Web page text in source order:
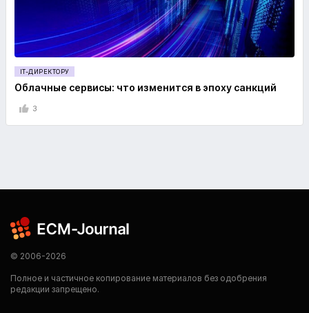
IT-ДИРЕКТОРУ
Облачные сервисы: что изменится в эпоху санкций
3
© 2006-2026
Полное и частичное копирование материалов без одобрения
редакции запрещено.